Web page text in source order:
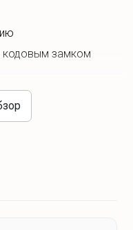
кодовым замком
обзор